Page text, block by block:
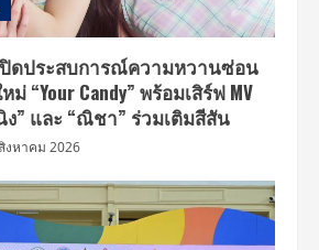
ปิดประสบการณ์ความหวานซ่อน
ม่ “Your Candy” พร้อมเสิร์ฟ MV
ง” และ “ณิชา” ร่วมเติมสีสัน
งหาคม 2026